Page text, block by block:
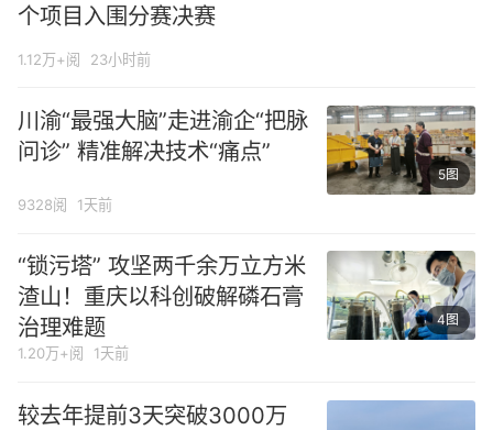
个项目入围分赛决赛
1.12万+阅 23小时前
川渝“最强大脑”走进渝企“把脉
问诊” 精准解决技术“痛点”
5图
9328阅 1天前
“锁污塔” 攻坚两千余万立方米
渣山！重庆以科创破解磷石膏
治理难题
4图
1.20万+阅 1天前
较去年提前3天突破3000万